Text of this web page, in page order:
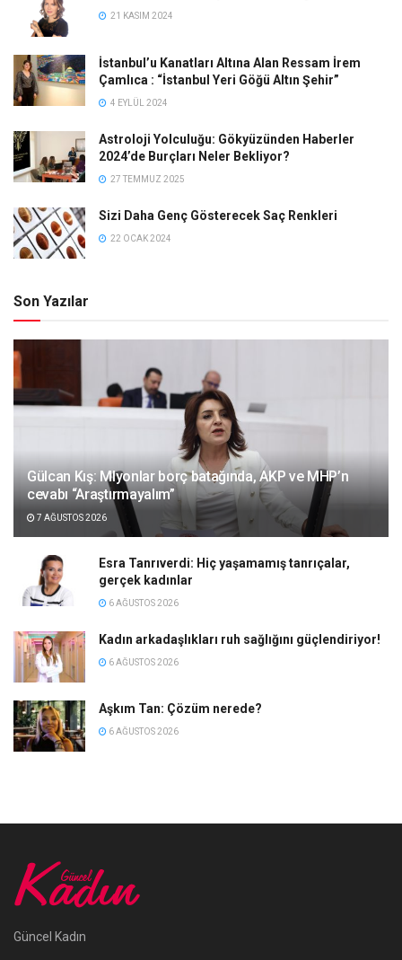
21 KASIM 2024
İstanbul’u Kanatları Altına Alan Ressam İrem
Çamlıca : “İstanbul Yeri Göğü Altın Şehir”
4 EYLÜL 2024
Astroloji Yolculuğu: Gökyüzünden Haberler
2024’de Burçları Neler Bekliyor?
27 TEMMUZ 2025
Sizi Daha Genç Gösterecek Saç Renkleri
22 OCAK 2024
Son Yazılar
Gülcan Kış: Mlyonlar borç batağında, AKP ve MHP’n
cevabı “Araştırmayalım”
7 AĞUSTOS 2026
Esra Tanrıverdi: Hiç yaşamamış tanrıçalar,
gerçek kadınlar
6 AĞUSTOS 2026
Kadın arkadaşlıkları ruh sağlığını güçlendiriyor!
6 AĞUSTOS 2026
Aşkım Tan: Çözüm nerede?
6 AĞUSTOS 2026
Güncel Kadın